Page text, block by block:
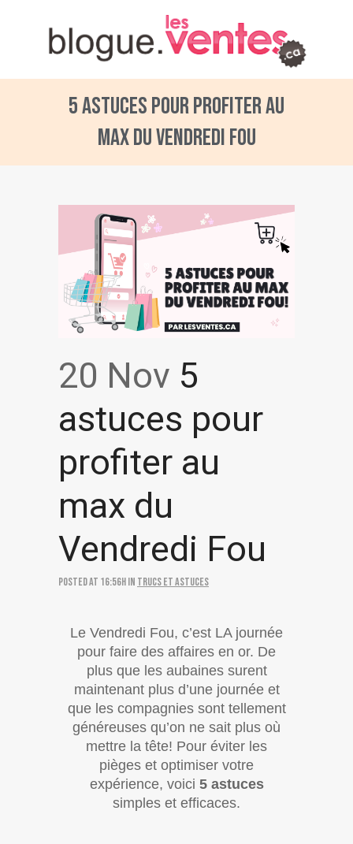
5 astuces pour profiter au
max du Vendredi Fou
20 Nov 5
astuces pour
profiter au
max du
Vendredi Fou
Posted at 16:56hin Trucs et astuces
Le Vendredi Fou, c’est LA journée
pour faire des affaires en or. De
plus que les aubaines surent
maintenant plus d’une journée et
que les compagnies sont tellement
généreuses qu’on ne sait plus où
mettre la tête! Pour éviter les
pièges et optimiser votre
expérience, voici 5 astuces
simples et efficaces.